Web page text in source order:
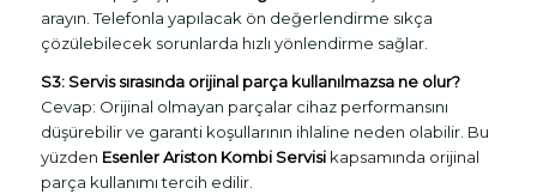
arayın. Telefonla yapılacak ön değerlendirme sıkça
çözülebilecek sorunlarda hızlı yönlendirme sağlar.
S3: Servis sırasında orijinal parça kullanılmazsa ne olur?
Cevap: Orijinal olmayan parçalar cihaz performansını
düşürebilir ve garanti koşullarının ihlaline neden olabilir. Bu
yüzden Esenler Ariston Kombi Servisikapsamında orijinal
parça kullanımı tercih edilir.